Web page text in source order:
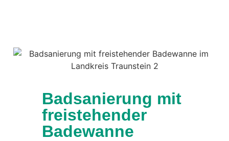
Badsanierung mit
freistehender
Badewanne